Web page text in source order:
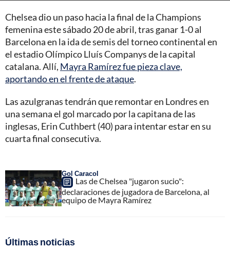
Chelsea dio un paso hacia la final de la Champions
femenina este sábado 20 de abril, tras ganar 1-0 al
Barcelona en la ida de semis del torneo continental en
el estadio Olímpico Lluís Companys de la capital
catalana. Allí, Mayra Ramírez fue pieza clave,
aportando en el frente de ataque.
Las azulgranas tendrán que remontar en Londres en
una semana el gol marcado por la capitana de las
inglesas, Erin Cuthbert (40) para intentar estar en su
cuarta final consecutiva.
Gol Caracol
Las de Chelsea "jugaron sucio":
declaraciones de jugadora de Barcelona, al
equipo de Mayra Ramírez
Últimas noticias